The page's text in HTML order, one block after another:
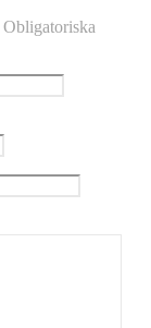
Obligatoriska